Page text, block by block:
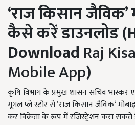
‘राज किसान जैविक’
कैसे करें डाउनलोड (
Download Raj
Mobile App)
कृषि विभाग के प्रमुख शासन सचिव भास्कर
गूगल प्ले स्टोर से ‘राज किसान जैविक‘
कर विक्रेता के रूप में रजिस्ट्रेशन करा सकते